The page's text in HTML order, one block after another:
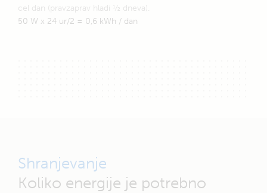
cel dan (pravzaprav hladi ½ dneva).
50 W x 24 ur/2 = 0,6 kWh / dan
Shranjevanje
Koliko energije je potrebno